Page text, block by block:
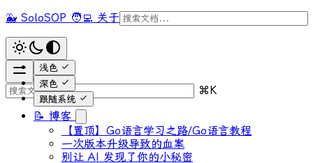
🐳 SoloSOP 🧑‍💻 关于
浅色
深色
跟随系统
⌘K
📝 博客
【置顶】Go语言学习之路/Go语言教程
一次版本升级导致的血案
别让 AI 发现了你的小秘密